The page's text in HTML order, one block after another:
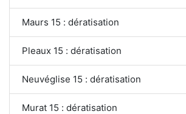
Maurs 15 : dératisation
Pleaux 15 : dératisation
Neuvéglise 15 : dératisation
Murat 15 : dératisation